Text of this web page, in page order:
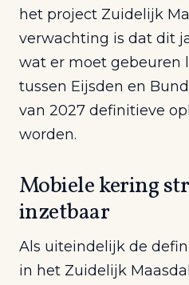
het project Zuidelijk
verwachting is dat dit
wat er moet gebeuren
tussen Eijsden en
van 2027 definitieve
worden.
Mobiele kering
inzetbaar
Als uiteindelijk de
in het Zuidelijk